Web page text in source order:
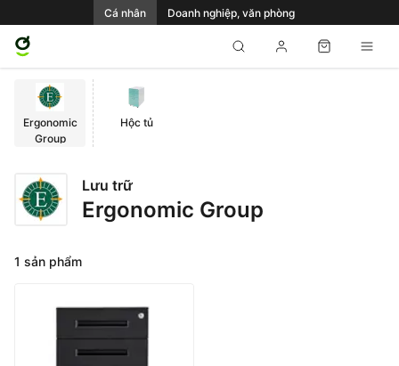
Cá nhân Doanh nghiệp, văn phòng
Ergonomic
Group
Hộc tủ
Lưu trữ
Ergonomic Group
1 sản phẩm